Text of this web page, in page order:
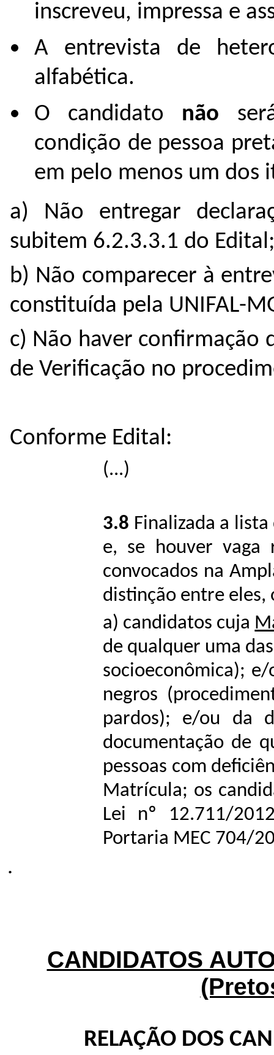
inscreveu, impressa e
A entrevista de
alfabética.
O candidato não
condição de pessoa
em pelo menos um dos
a) Não entregar
subitem 6.2.3.3.1 do Edital;
b) Não comparecer à
constituída pela UNIFAL-
c) Não haver confirmação
de Verificação no
Conforme Edital:
(...)
3.8 Finalizada a
e, se houver vaga
convocados na
distinção entre eles,
a) candidatos cuja
de qualquer uma
socioeconômica);
negros
pardos); e/ou da
documentação de
pessoas com
Matrícula; os
Lei nº 12.711/
Portaria MEC 704/
.
CANDIDATOS
RELAÇÃO DOS